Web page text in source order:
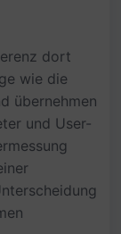
dort
wie die
übernehmen
und User-